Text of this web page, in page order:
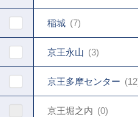
稲城 7
京王永山 3
京王多摩センター 12
京王堀之内 0